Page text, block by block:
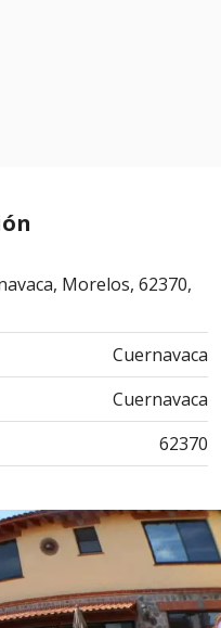
Morelos, 62370,
Cuernavaca
Cuernavaca
62370